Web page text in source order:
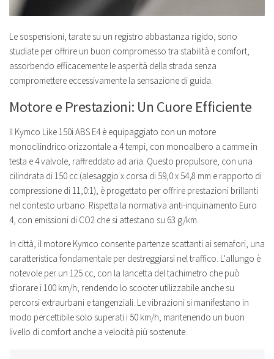
Le sospensioni, tarate su un registro abbastanza rigido, sono
studiate per offrire un buon compromesso tra stabilità e comfort,
assorbendo efficacemente le asperità della strada senza
compromettere eccessivamente la sensazione di guida.
Motore e Prestazioni: Un Cuore Efficiente
Il Kymco Like 150i ABS E4 è equipaggiato con un motore
monocilindrico orizzontale a 4 tempi, con monoalbero a camme in
testa e 4 valvole, raffreddato ad aria. Questo propulsore, con una
cilindrata di 150 cc (alesaggio x corsa di 59,0 x 54,8 mm e rapporto di
compressione di 11,0:1), è progettato per offrire prestazioni brillanti
nel contesto urbano. Rispetta la normativa anti-inquinamento Euro
4, con emissioni di CO2 che si attestano su 63 g/km.
In città, il motore Kymco consente partenze scattanti ai semafori, una
caratteristica fondamentale per destreggiarsi nel traffico. L'allungo è
notevole per un 125 cc, con la lancetta del tachimetro che può
sfiorare i 100 km/h, rendendo lo scooter utilizzabile anche su
percorsi extraurbani e tangenziali. Le vibrazioni si manifestano in
modo percettibile solo superati i 50 km/h, mantenendo un buon
livello di comfort anche a velocità più sostenute.